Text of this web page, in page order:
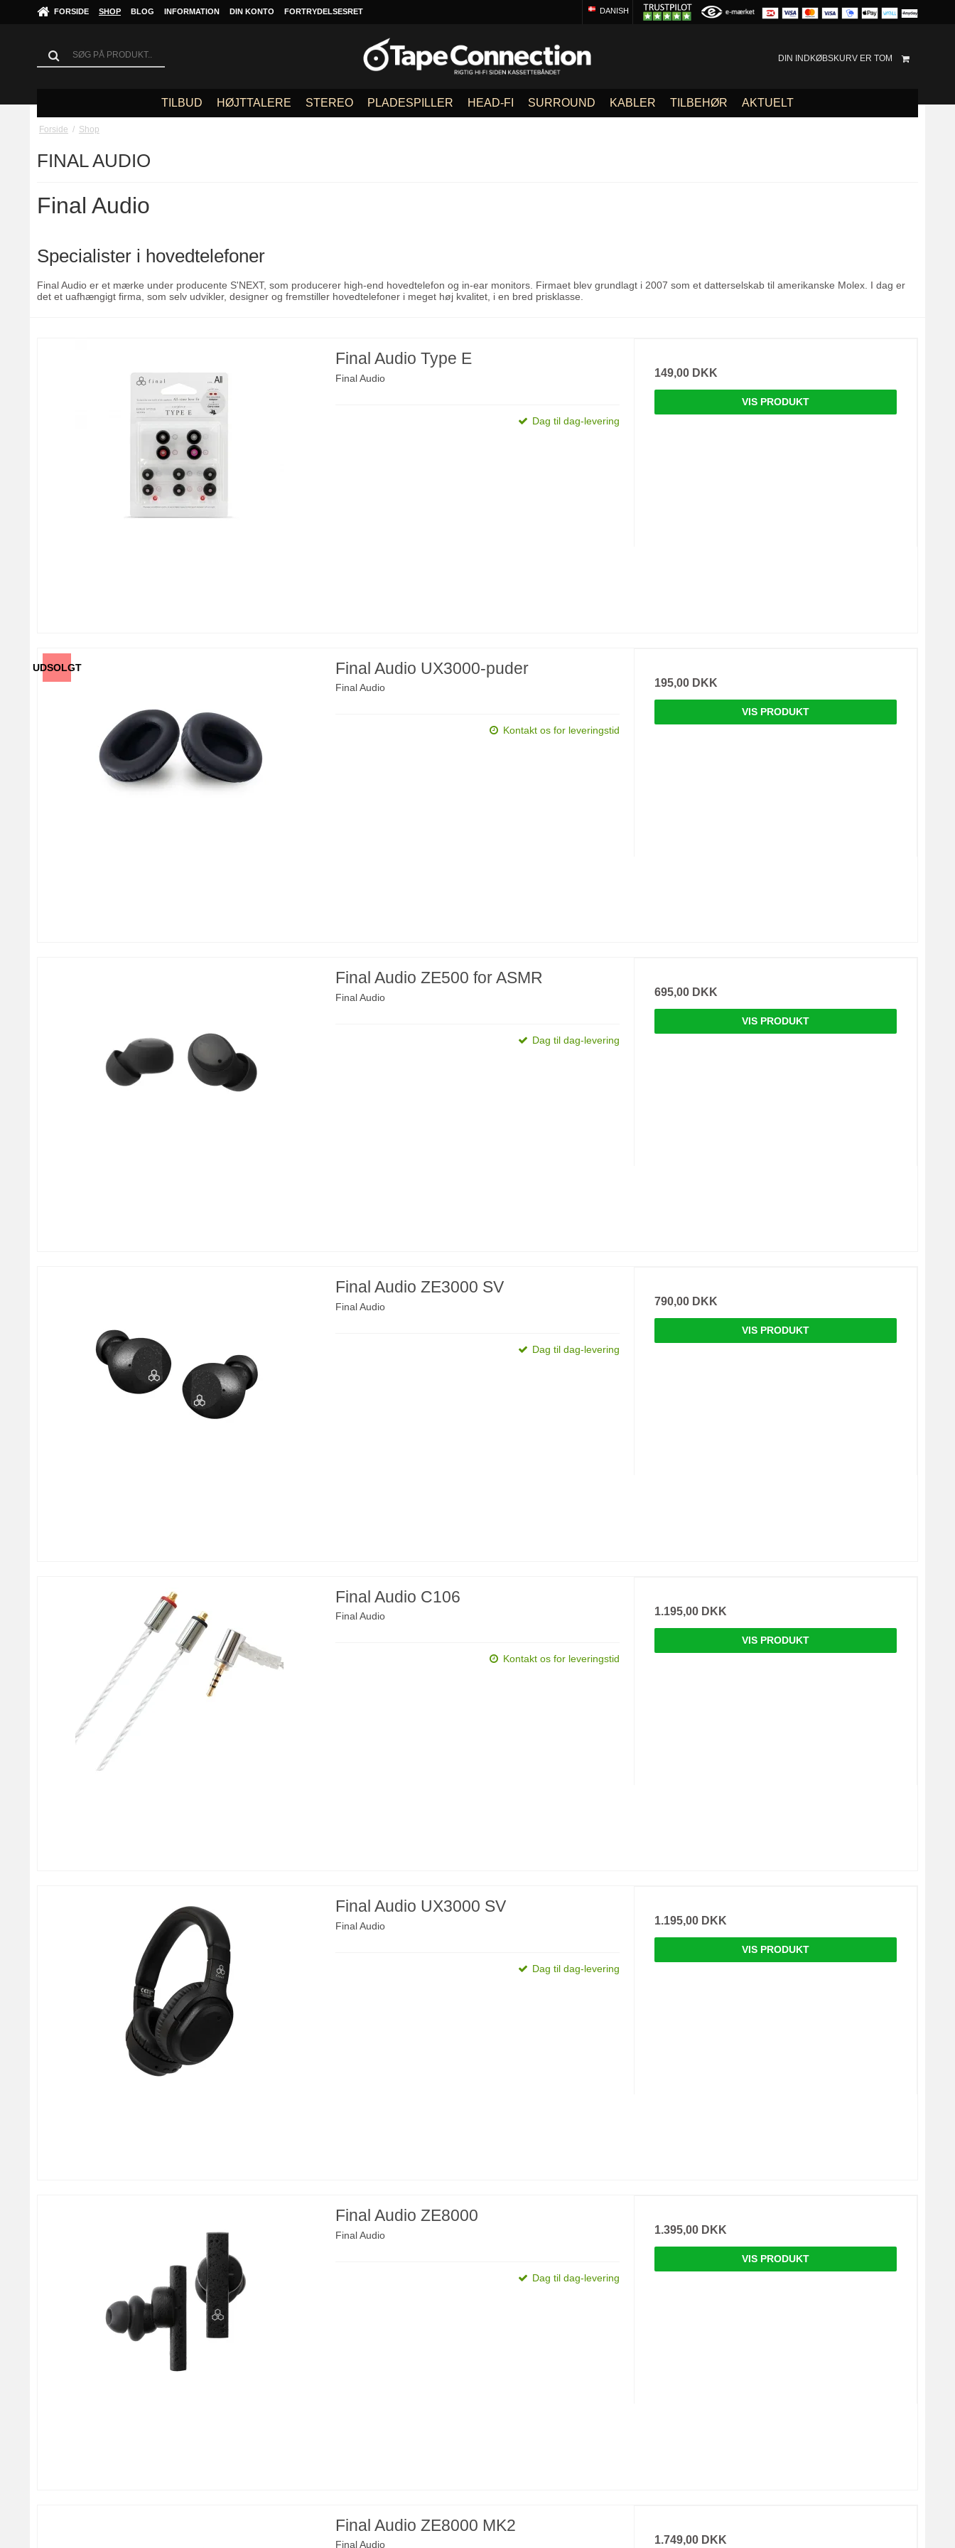
FORSIDE SHOP BLOG INFORMATION DIN KONTO FORTRYDELSESRET DANISH
DIN INDKØBSKURV ER TOM
TILBUD HØJTTALERE STEREO PLADESPILLER HEAD-FI SURROUND KABLER TILBEHØR AKTUELT
Forside / Shop
FINAL AUDIO
Final Audio
Specialister i hovedtelefoner
Final Audio er et mærke under producente S'NEXT, som producerer high-end hovedtelefon og in-ear monitors. Firmaet blev grundlagt i 2007 som et datterselskab til amerikanske Molex. I dag er
det et uafhængigt firma, som selv udvikler, designer og fremstiller hovedtelefoner i meget høj kvalitet, i en bred prisklasse.
Final Audio Type E
Final Audio
Dag til dag-levering
149,00 DKK
VIS PRODUKT
UDSOLGT Final Audio UX3000-puder
Final Audio
Kontakt os for leveringstid
195,00 DKK
VIS PRODUKT
Final Audio ZE500 for ASMR
Final Audio
Dag til dag-levering
695,00 DKK
VIS PRODUKT
Final Audio ZE3000 SV
Final Audio
Dag til dag-levering
790,00 DKK
VIS PRODUKT
Final Audio C106
Final Audio
Kontakt os for leveringstid
1.195,00 DKK
VIS PRODUKT
Final Audio UX3000 SV
Final Audio
Dag til dag-levering
1.195,00 DKK
VIS PRODUKT
Final Audio ZE8000
Final Audio
Dag til dag-levering
1.395,00 DKK
VIS PRODUKT
Final Audio ZE8000 MK2
Final Audio 1.749,00 DKK